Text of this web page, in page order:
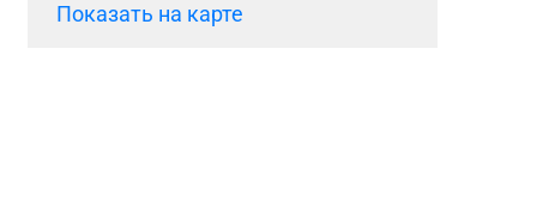
Показать на карте